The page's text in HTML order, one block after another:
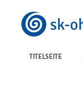
TITELSEITE